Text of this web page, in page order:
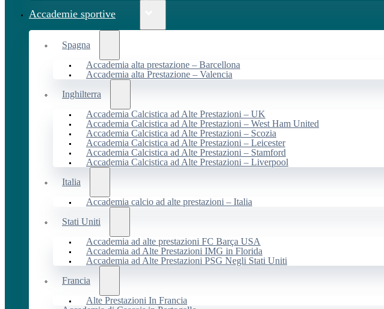
Accademie sportive
Spagna
Accademia alta prestazione – Barcellona
Accademia alta Prestazione – Valencia
Inghilterra
Accademia Calcistica ad Alte Prestazioni – UK
Accademia Calcistica ad Alte Prestazioni – West Ham United
Accademia Calcistica ad Alte Prestazioni – Scozia
Accademia Calcistica ad Alte Prestazioni – Leicester
Accademia Calcistica ad Alte Prestazioni – Stamford
Accademia Calcistica ad Alte Prestazioni – Liverpool
Italia
Accademia calcio ad alte prestazioni – Italia
Stati Uniti
Accademia ad alte prestazioni FC Barça USA
Accademia ad Alte Prestazioni IMG in Florida
Accademia ad Alte Prestazioni PSG Negli Stati Uniti
Francia
Alte Prestazioni In Francia